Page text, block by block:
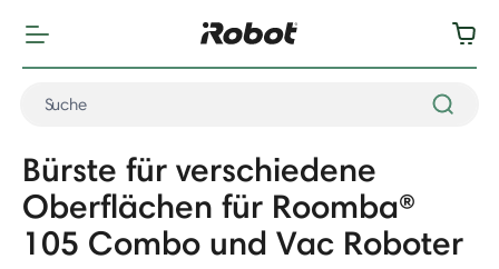
Bürste für verschiedene
Oberflächen für Roomba®
105 Combo und Vac Roboter